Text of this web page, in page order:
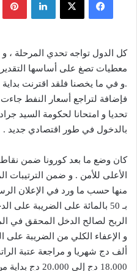
كل الدول تواجه تحدي المرحلة ، و
معطيات تصغ على أساسها التقدير ،
.و في ما يخصنا فلقد اقترنت
فإضافة لتراجع أسعار النفط
تحديا و امتحانا لحكومة السيد
بالدخول في طور اقتصادي جديد .
كان وضع ما بعد كورونا ضمن
الأعلى للأمن . و ضمن الترتيبات
منها حسب ما ورد في الإعلان
بـ 50 بالمائة على الضريبة
ألف دج شهريا و مراجعة عتبة